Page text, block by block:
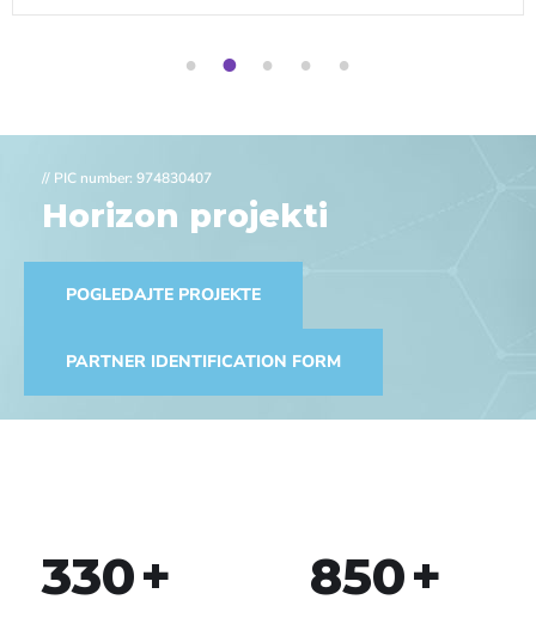
1 2 3 4 5
// PIC number: 974830407
Horizon projekti
POGLEDAJTE PROJEKTE
PARTNER IDENTIFICATION FORM
330+ 850+